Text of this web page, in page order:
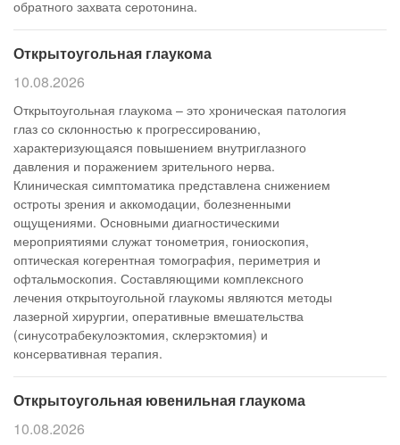
обратного захвата серотонина.
Открытоугольная глаукома
10.08.2026
Открытоугольная глаукома – это хроническая патология
глаз со склонностью к прогрессированию,
характеризующаяся повышением внутриглазного
давления и поражением зрительного нерва.
Клиническая симптоматика представлена снижением
остроты зрения и аккомодации, болезненными
ощущениями. Основными диагностическими
мероприятиями служат тонометрия, гониоскопия,
оптическая когерентная томография, периметрия и
офтальмоскопия. Составляющими комплексного
лечения открытоугольной глаукомы являются методы
лазерной хирургии, оперативные вмешательства
(синусотрабекулоэктомия, склерэктомия) и
консервативная терапия.
Открытоугольная ювенильная глаукома
10.08.2026